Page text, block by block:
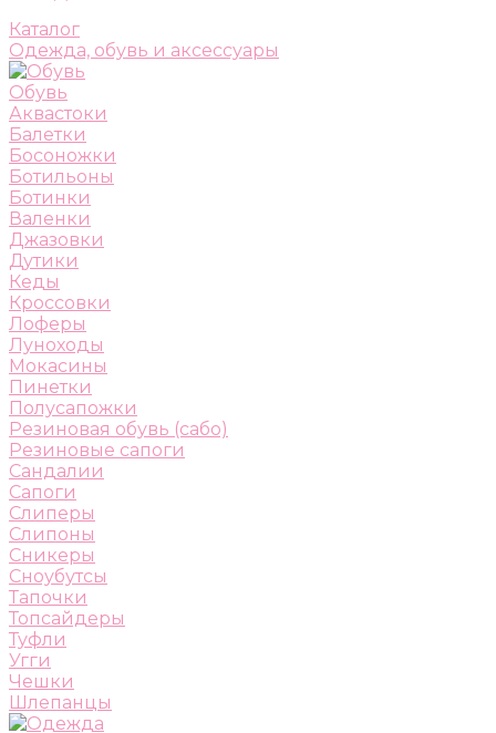
Каталог
Одежда, обувь и аксессуары
Обувь
Аквастоки
Балетки
Босоножки
Ботильоны
Ботинки
Валенки
Джазовки
Дутики
Кеды
Кроссовки
Лоферы
Луноходы
Мокасины
Пинетки
Полусапожки
Резиновая обувь (сабо)
Резиновые сапоги
Сандалии
Сапоги
Слиперы
Слипоны
Сникеры
Сноубутсы
Тапочки
Топсайдеры
Туфли
Угги
Чешки
Шлепанцы